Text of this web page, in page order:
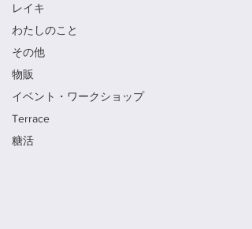
レイキ
わたしのこと
その他
物販
イベント・ワークショップ
Terrace
糖活